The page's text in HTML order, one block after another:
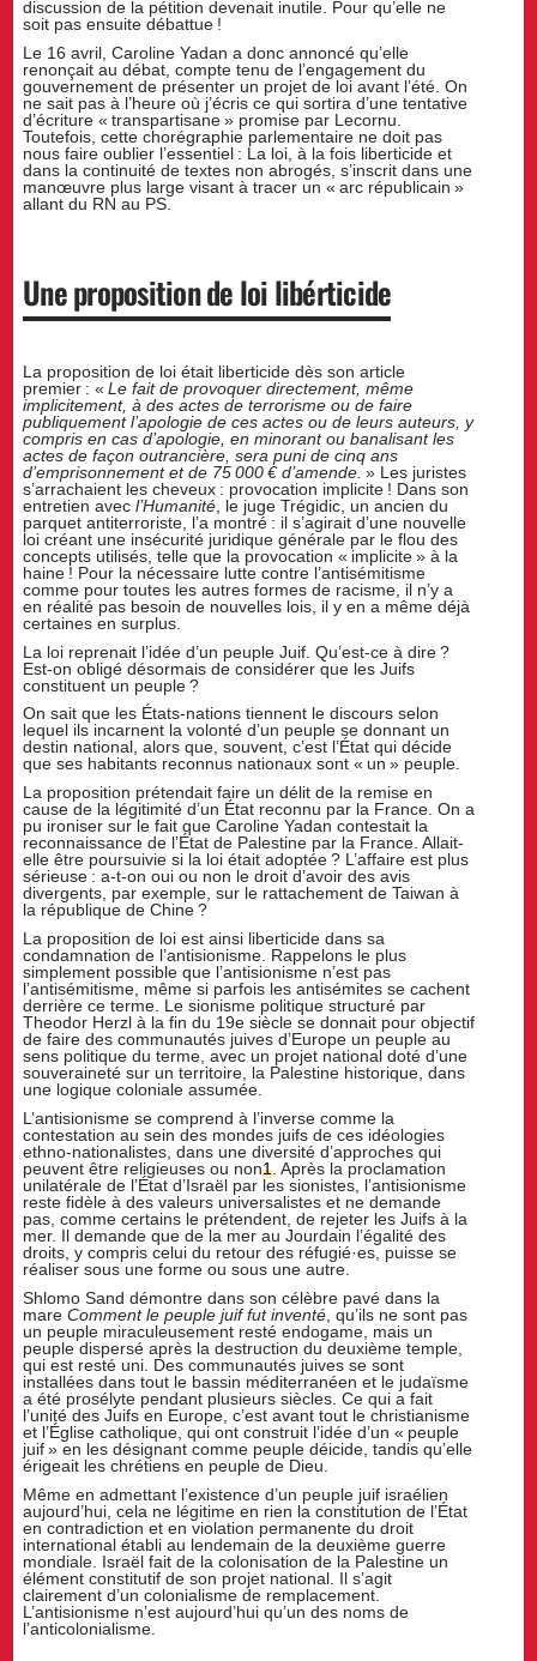
discussion de la pétition devenait inutile. Pour qu’elle ne
soit pas ensuite débattue !
Le 16 avril, Caroline Yadan a donc annoncé qu’elle
renonçait au débat, compte tenu de l’engagement du
gouvernement de présenter un projet de loi avant l’été. On
ne sait pas à l’heure où j’écris ce qui sortira d’une tentative
d’écriture « transpartisane » promise par Lecornu.
Toutefois, cette chorégraphie parlementaire ne doit pas
nous faire oublier l’essentiel : La loi, à la fois liberticide et
dans la continuité de textes non abrogés, s’inscrit dans une
manœuvre plus large visant à tracer un « arc républicain »
allant du RN au PS.
Une proposition de loi libérticide
La proposition de loi était liberticide dès son article
premier : «Le fait de provoquer directement, même
implicitement, à des actes de terrorisme ou de faire
publiquement l’apologie de ces actes ou de leurs auteurs, y
compris en cas d’apologie, en minorant ou banalisant les
actes de façon outrancière, sera puni de cinq ans
d’emprisonnement et de 75 000 € d’amende. » Les juristes
s’arrachaient les cheveux : provocation implicite ! Dans son
entretien avecl’Humanité , le juge Trégidic, un ancien du
parquet antiterroriste, l’a montré : il s’agirait d’une nouvelle
loi créant une insécurité juridique générale par le flou des
concepts utilisés, telle que la provocation « implicite » à la
haine ! Pour la nécessaire lutte contre l’antisémitisme
comme pour toutes les autres formes de racisme, il n’y a
en réalité pas besoin de nouvelles lois, il y en a même déjà
certaines en surplus.
La loi reprenait l’idée d’un peuple Juif. Qu’est-ce à dire ?
Est-on obligé désormais de considérer que les Juifs
constituent un peuple ?
On sait que les États-nations tiennent le discours selon
lequel ils incarnent la volonté d’un peuple se donnant un
destin national, alors que, souvent, c’est l’État qui décide
que ses habitants reconnus nationaux sont « un » peuple.
La proposition prétendait faire un délit de la remise en
cause de la légitimité d’un État reconnu par la France. On a
pu ironiser sur le fait que Caroline Yadan contestait la
reconnaissance de l’État de Palestine par la France. Allait-
elle être poursuivie si la loi était adoptée ? L’affaire est plus
sérieuse : a-t-on oui ou non le droit d’avoir des avis
divergents, par exemple, sur le rattachement de Taiwan à
la république de Chine ?
La proposition de loi est ainsi liberticide dans sa
condamnation de l’antisionisme. Rappelons le plus
simplement possible que l’antisionisme n’est pas
l’antisémitisme, même si parfois les antisémites se cachent
derrière ce terme. Le sionisme politique structuré par
Theodor Herzl à la fin du 19e siècle se donnait pour objectif
de faire des communautés juives d’Europe un peuple au
sens politique du terme, avec un projet national doté d’une
souveraineté sur un territoire, la Palestine historique, dans
une logique coloniale assumée.
L’antisionisme se comprend à l’inverse comme la
contestation au sein des mondes juifs de ces idéologies
ethno-nationalistes, dans une diversité d’approches qui
peuvent être religieuses ou non1 . Après la proclamation
unilatérale de l’État d’Israël par les sionistes, l’antisionisme
reste fidèle à des valeurs universalistes et ne demande
pas, comme certains le prétendent, de rejeter les Juifs à la
mer. Il demande que de la mer au Jourdain l’égalité des
droits, y compris celui du retour des réfugié·es, puisse se
réaliser sous une forme ou sous une autre.
Shlomo Sand démontre dans son célèbre pavé dans la
mareComment le peuple juif fut inventé , qu’ils ne sont pas
un peuple miraculeusement resté endogame, mais un
peuple dispersé après la destruction du deuxième temple,
qui est resté uni. Des communautés juives se sont
installées dans tout le bassin méditerranéen et le judaïsme
a été prosélyte pendant plusieurs siècles. Ce qui a fait
l’unité des Juifs en Europe, c’est avant tout le christianisme
et l’Église catholique, qui ont construit l’idée d’un « peuple
juif » en les désignant comme peuple déicide, tandis qu’elle
érigeait les chrétiens en peuple de Dieu.
Même en admettant l’existence d’un peuple juif israélien
aujourd’hui, cela ne légitime en rien la constitution de l’État
en contradiction et en violation permanente du droit
international établi au lendemain de la deuxième guerre
mondiale. Israël fait de la colonisation de la Palestine un
élément constitutif de son projet national. Il s’agit
clairement d’un colonialisme de remplacement.
L’antisionisme n’est aujourd’hui qu’un des noms de
l’anticolonialisme.